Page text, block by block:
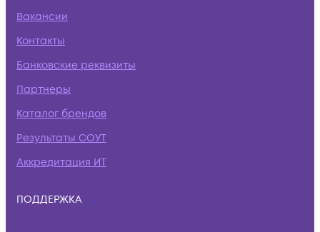
Вакансии
Контакты
Банковские реквизиты
Партнеры
Каталог брендов
Результаты СОУТ
Аккредитация ИТ
ПОДДЕРЖКА